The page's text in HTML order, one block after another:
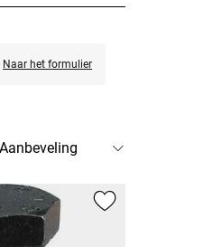
Naar het formulier